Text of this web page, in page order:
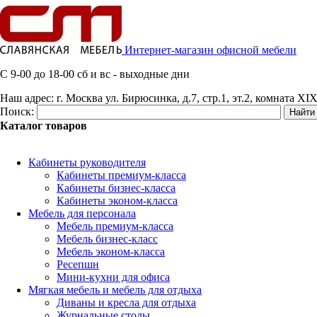
Интернет-магазин офисной мебели
C 9-00 до 18-00 сб и вс - выходные дни
Наш адрес: г. Москва ул. Бирюсинка, д.7, стр.1, эт.2, комната
Поиск:
Каталог товаров
Кабинеты руководителя
Кабинеты премиум-класса
Кабинеты бизнес-класса
Кабинеты эконом-класса
Мебель для персонала
Мебель премиум-класса
Мебель бизнес-класс
Мебель эконом-класса
Ресепшн
Мини-кухни для офиса
Мягкая мебель и мебель для отдыха
Диваны и кресла для отдыха